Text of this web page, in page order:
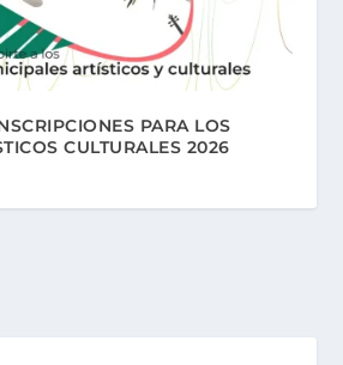
PARA LOS
CULTURALES 2026